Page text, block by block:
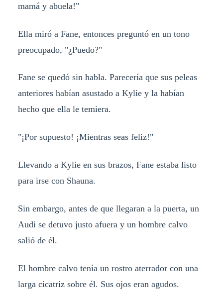
mamá y abuela!"
Ella miró a Fane, entonces preguntó en un tono
preocupado, "¿Puedo?"
Fane se quedó sin habla. Parecería que sus peleas
anteriores habían asustado a Kylie y la habían
hecho que ella le temiera.
"¡Por supuesto! ¡Mientras seas feliz!"
Llevando a Kylie en sus brazos, Fane estaba listo
para irse con Shauna.
Sin embargo, antes de que llegaran a la puerta, un
Audi se detuvo justo afuera y un hombre calvo
salió de él.
El hombre calvo tenía un rostro aterrador con una
larga cicatriz sobre él. Sus ojos eran agudos.